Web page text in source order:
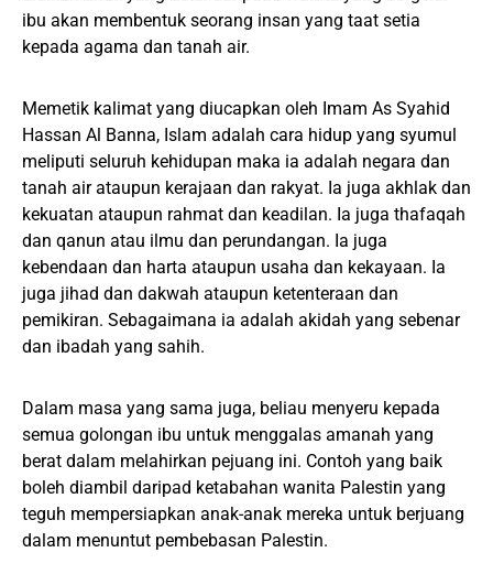
ibu akan membentuk seorang insan yang taat setia
kepada agama dan tanah air.
Memetik kalimat yang diucapkan oleh Imam As Syahid
Hassan Al Banna, Islam adalah cara hidup yang syumul
meliputi seluruh kehidupan maka ia adalah negara dan
tanah air ataupun kerajaan dan rakyat. Ia juga akhlak dan
kekuatan ataupun rahmat dan keadilan. Ia juga thafaqah
dan qanun atau ilmu dan perundangan. Ia juga
kebendaan dan harta ataupun usaha dan kekayaan. Ia
juga jihad dan dakwah ataupun ketenteraan dan
pemikiran. Sebagaimana ia adalah akidah yang sebenar
dan ibadah yang sahih.
Dalam masa yang sama juga, beliau menyeru kepada
semua golongan ibu untuk menggalas amanah yang
berat dalam melahirkan pejuang ini. Contoh yang baik
boleh diambil daripad ketabahan wanita Palestin yang
teguh mempersiapkan anak-anak mereka untuk berjuang
dalam menuntut pembebasan Palestin.